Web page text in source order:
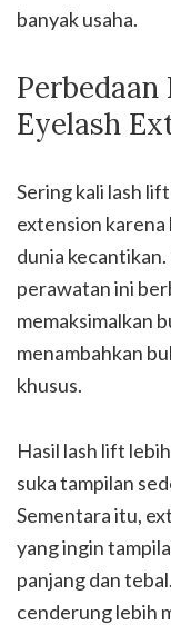
banyak usaha.
Eyelash
Sering kali lash
extension karena
dunia
perawatan ini
memaksimalkan
menambahkan
khusus.
Hasil lash lift
suka tampilan
Sementara itu,
yang ingin
panjang dan
cenderung lebih